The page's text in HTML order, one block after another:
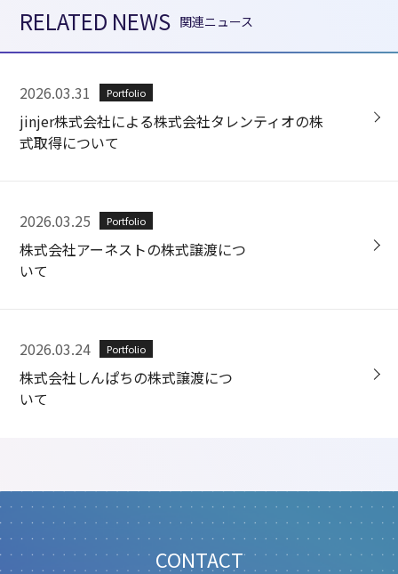
RELATED NEWS 関連ニュース
2026.03.31 Portfolio
jinjer株式会社による株式会社タレンティオの株
式取得について
2026.03.25 Portfolio
株式会社アーネストの株式譲渡につ
いて
2026.03.24 Portfolio
株式会社しんぱちの株式譲渡につ
いて
CONTACT